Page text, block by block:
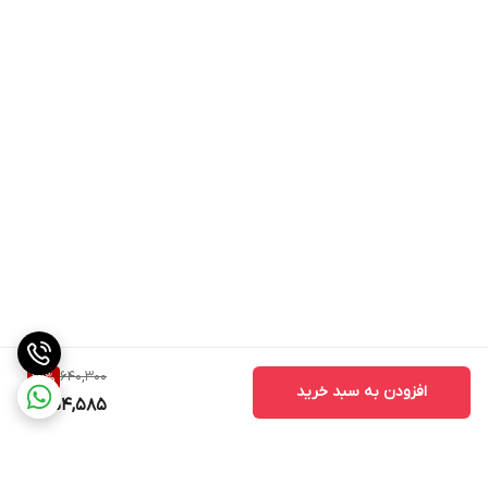
640,300
29%
454,585
افزودن به سبد خرید